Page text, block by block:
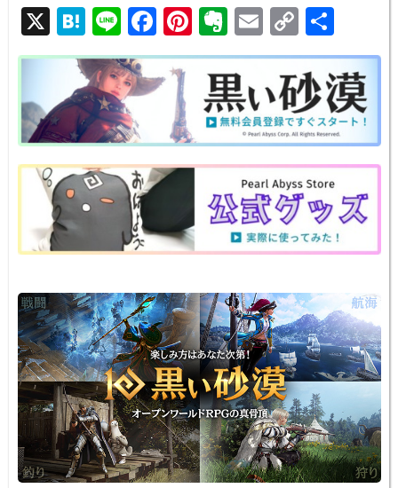
X H
at
e
n
a
Li
n
e
F
a
c
b
o
o
k
Pi
nt
er
e
st
E
v
er
n
ot
e
E
m
ail
C
o
p
y
Li
n
k
有